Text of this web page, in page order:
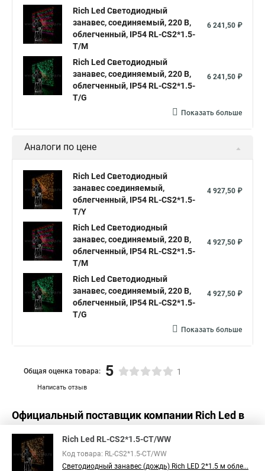
Светодиодные гирлянды занавес дождь
Светодиодный занавес дождь купить
Занавес светодиодный
Светодиодная гирлянда занавес белая
Купить гирлянда светодиодная занавес
Светодиодные дожди и занавесы
Светодиодный занавес дождь
Светодиодные дожди занавесы купить
Светодиодный занавес уличный
Занавес светодиодный уличный
Светодиодные занавесы купить
Гирлянда занавес штора светодиодная
Светодиодная занавес дождь
Занавес уличный светодиодный
Светодиодные занавес купить
Светодиодная уличная занавес Светодиодный занавеса
Дождь светодиодный занавес
Светодиодная гирлянда занавес купить
Rich Led Светодиодный
занавес, соединяемый, 220 В,
облегченный, IP54 RL-CS2*1.5-
T/M
6 241,50 ₽
Rich Led Светодиодный
занавес, соединяемый, 220 В,
облегченный, IP54 RL-CS2*1.5-
T/G
6 241,50 ₽
Показать больше
Аналоги по цене
Rich Led Светодиодный
занавес соединяемый,
облегченный, IP54 RL-CS2*1.5-
T/Y
4 927,50 ₽
Rich Led Светодиодный
занавес, соединяемый, 220 В,
облегченный, IP54 RL-CS2*1.5-
T/M
4 927,50 ₽
Rich Led Светодиодный
занавес, соединяемый, 220 В,
облегченный, IP54 RL-CS2*1.5-
T/G
4 927,50 ₽
Показать больше
Написать отзыв
Общая оценка товара: 5 1
Официальный поставщик компании Rich Led в
России
Rich Led RL-CS2*1.5-CT/WW
Код товара: RL-CS2*1.5-CT/WW
Светодиодный занавес (дождь) Rich LED 2*1.5 м обле...